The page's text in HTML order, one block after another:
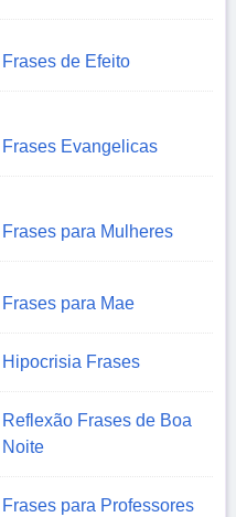
Frases de Efeito
Frases Evangelicas
Frases para Mulheres
Frases para Mae
Hipocrisia Frases
Reflexão Frases de Boa
Noite
Frases para Professores